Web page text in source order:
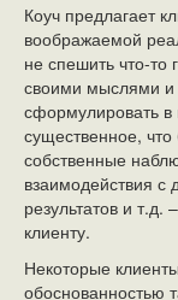
Коуч предлагает
воображаемой
не спешить что-то
своими мыслями
сформулировать в
существенное,
собственные
взаимодействия с
результатов и
клиенту.
Некоторые
обоснованностью